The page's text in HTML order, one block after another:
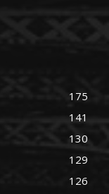
175
141
130
129
126